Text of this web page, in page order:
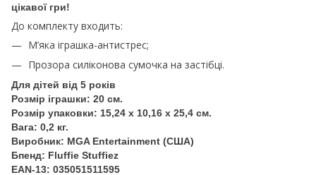
цікавої гри!
До комплекту входить:
М’яка іграшка-антистрес;
Прозора силіконова сумочка на застібці.
Для дітей від 5 років
Розмір іграшки: 20 см.
Розмір упаковки: 15,24 x 10,16 x 25,4 см.
Вага: 0,2 кг.
Виробник: MGA Entertainment (США)
Бпенд: Fluffie Stuffiez
EAN-13: 035051511595